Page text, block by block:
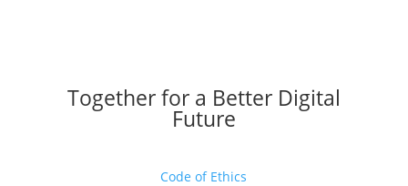
Together for a Better Digital
Future
Code of Ethics